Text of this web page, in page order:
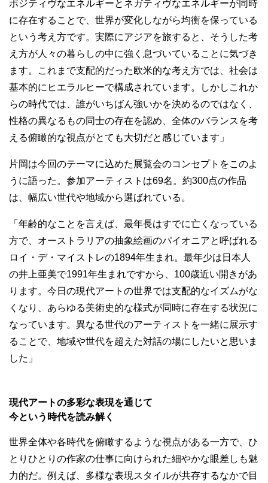
ポジティヴなエネルギーとネガティヴなエネルギーが同時
に存在することで、世界が変化しながら均衡を保っている
という考え方です。実際にアジアを旅すると、そうした考
え方が人々の暮らしの中に強く息づいていることに気づき
ます。これまで支配的だった欧米的な考え方では、社会は
基本的にヒエラルヒーで構成されています。しかしこれか
らの時代では、誰がいちばん強いかを決めるのではなく、
性格の異なるもの同士の存在を認め、全体のバランスを考
える俯瞰的な視点がとても大切だと感じています」
片岡は今回のテーマに込めた展覧会のコンセプトをこのよ
うに語った。参加アーティストは69名。約300点の作品
は、幅広い世代や地域から選ばれている。
「年齢的なことを言えば、最年長はすでに亡くなっている
方で、オーストラリアの抽象絵画のパイオニアと呼ばれる
ロイ・デ・マイストレの1894年生まれ。最年少は日本人
の井上亜美で1991年生まれですから、100歳近い開きがあ
ります。今日の現代アートの世界では支配的なイズムがな
くなり、あらゆる美術史的な様式が同時に存在する状況に
なっています。異なる世代のアーティストを一緒に展示す
ることで、地域や世代を超えた対話の場にしたいと思いま
した」
現代アートの多彩な表現を通じて
今という時代を読み解く
世界全体や各時代を俯瞰するような視点がある一方で、ひ
とりひとりの作家の仕事に向けられた細やかな眼差しも魅
力的だ。例えば、多様な表現スタイルが共存するなかで目